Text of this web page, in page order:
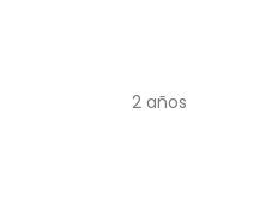
2 años